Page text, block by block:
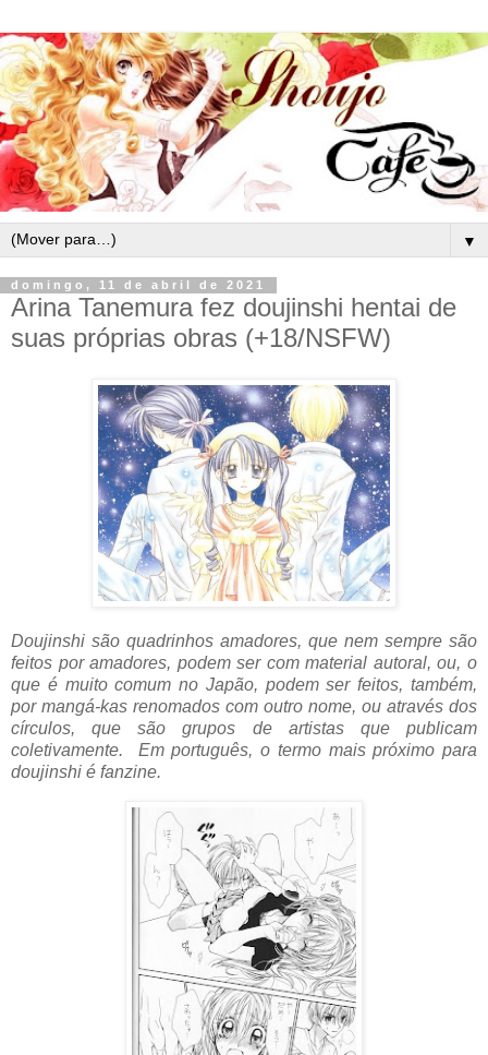
▼
domingo, 11 de abril de 2021
Arina Tanemura fez doujinshi hentai de
suas próprias obras (+18/NSFW)
Doujinshi são quadrinhos amadores, que nem sempre são
feitos por amadores, podem ser com material autoral, ou, o
que é muito comum no Japão, podem ser feitos, também,
por mangá-kas renomados com outro nome, ou através dos
círculos, que são grupos de artistas que publicam
coletivamente. Em português, o termo mais próximo para
doujinshi é fanzine.